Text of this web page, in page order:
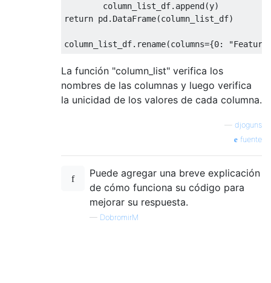
        column_list_df
. append(y)
return pd. DataFrame(column_list_df)
column_list_df. rename(columns={0:
La función "column_list" verifica los
nombres de las columnas y luego verifica
la unicidad de los valores de cada columna.
djoguns
fuente
Puede agregar una breve explicación
de cómo funciona su código para
mejorar su respuesta.
— DobromirM